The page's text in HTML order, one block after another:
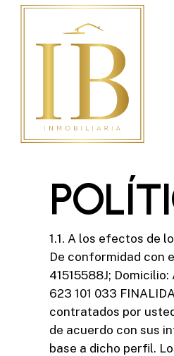
Skip
1.1. A los efectos de
De conformidad con
41515588J;
623 101 033
contratados por
de acuerdo con sus
base a dicho perfil.